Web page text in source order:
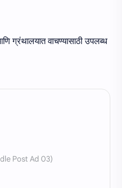
ग्रंथालयात वाचण्यासाठी उपलब्ध